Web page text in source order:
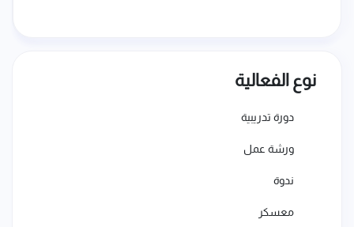
نوع الفعالية
دورة تدريبية
ورشة عمل
ندوة
معسكر